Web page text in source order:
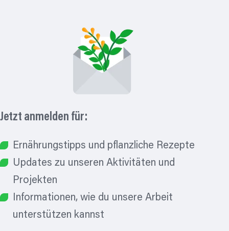
Jetzt anmelden für:
Ernährungstipps und pflanzliche Rezepte
Updates zu unseren Aktivitäten und
Projekten
Informationen, wie du unsere Arbeit
unterstützen kannst